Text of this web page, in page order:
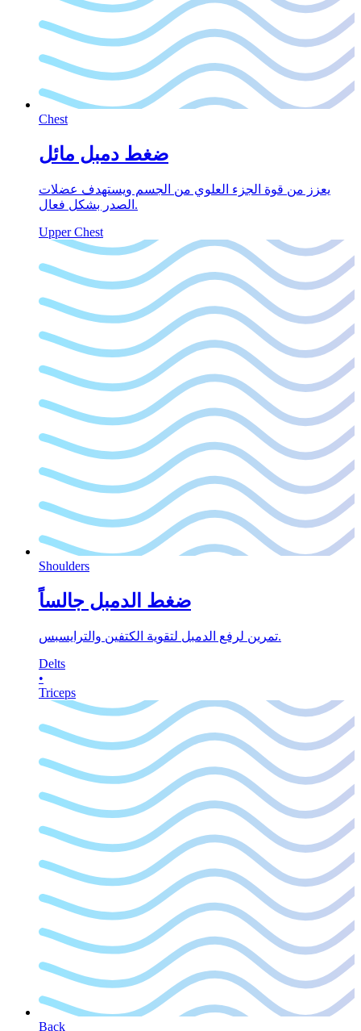
Chest
ضغط دمبل مائل
يعزز من قوة الجزء العلوي من الجسم ويستهدف عضلات
الصدر بشكل فعال.
Upper Chest
Shoulders
ضغط الدمبل جالساً
تمرين لرفع الدمبل لتقوية الكتفين والترايسبس.
Delts
•
Triceps
Back